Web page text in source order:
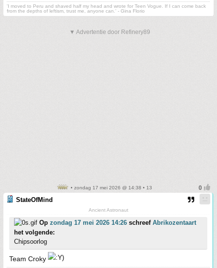
'I moved to Peru and shaved half my head and wrote for Teen Vogue. If I can come back
from the depths of leftism, trust me, anyone can.' - Gina Florio
▼ Advertentie door Refinery89
• zondag 17 mei 2026 @ 14:38 • 13
StateOfMind
Ancient Astronaut
Op zondag 17 mei 2026 14:26 schreef Abrikozentaart
het volgende:
Chipsoorlog
Team Croky